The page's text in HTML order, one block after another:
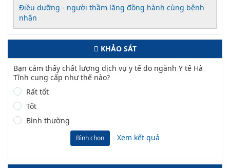
Điều dưỡng - người thầm lặng đồng hành cùng bệnh
nhân
KHẢO SÁT
Bạn cảm thấy chất lượng dịch vụ y tế do ngành Y tế Hà
Tĩnh cung cấp như thế nào?
Rất tốt
Tốt
Bình thường
Bình chọn Xem kết quả